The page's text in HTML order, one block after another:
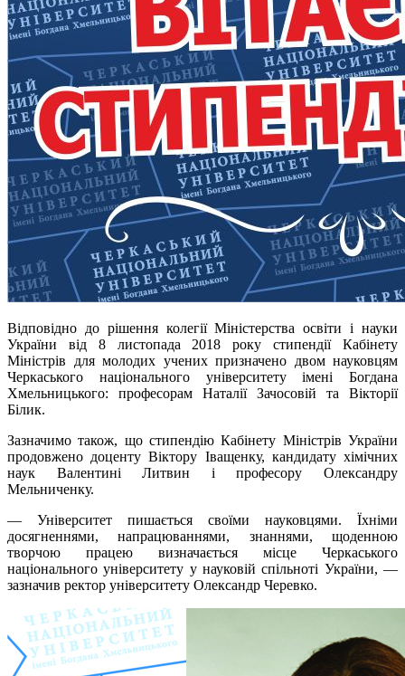
Відповідно до рішення колегії Міністерства освіти і науки
України від 8 листопада 2018 року стипендії Кабінету
Міністрів для молодих учених призначено двом науковцям
Черкаського національного університету імені Богдана
Хмельницького: професорам Наталії Зачосовій та Вікторії
Білик.
Зазначимо також, що стипендію Кабінету Міністрів України
продовжено доценту Віктору Іващенку, кандидату хімічних
наук Валентині Литвин і професору Олександру
Мельниченку.
— Університет пишається своїми науковцями. Їхніми
досягненнями, напрацюваннями, знаннями, щоденною
творчою працею визначається місце Черкаського
національного університету у науковій спільноті України, —
зазначив ректор університету Олександр Черевко.